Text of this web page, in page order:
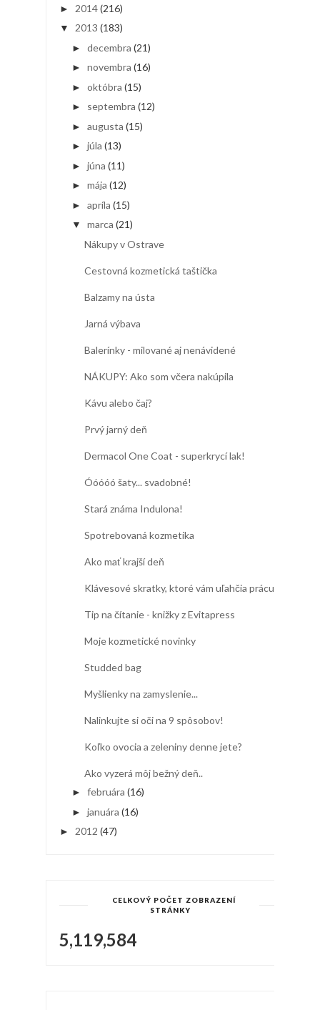
► 2014(216)
▼ 2013 (183)
► decembra (21)
► novembra (16)
► októbra (15)
► septembra (12)
► augusta (15)
► júla (13)
► júna (11)
► mája (12)
► apríla (15)
▼ marca (21)
Nákupy v Ostrave
Cestovná kozmetická taštička
Balzamy na ústa
Jarná výbava
Balerínky - milované aj nenávidené
NÁKUPY: Ako som včera nakúpila
Kávu alebo čaj?
Prvý jarný deň
Dermacol One Coat - superkrycí lak!
Óóóóó šaty... svadobné!
Stará známa Indulona!
Spotrebovaná kozmetika
Ako mať krajší deň
Klávesové skratky, ktoré vám uľahčia prácu
Tip na čítanie - knižky z Evitapress
Moje kozmetické novinky
Studded bag
Myšlienky na zamyslenie...
Nalinkujte si oči na 9 spôsobov!
Koľko ovocia a zeleniny denne jete?
Ako vyzerá môj bežný deň..
► februára (16)
► januára (16)
► 2012 (47)
CELKOVÝ POČET ZOBRAZENÍ
STRÁNKY
5,119,584